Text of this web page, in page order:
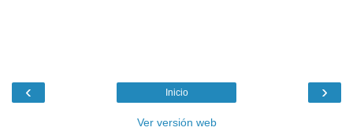
‹ ›
Inicio
Ver versión web